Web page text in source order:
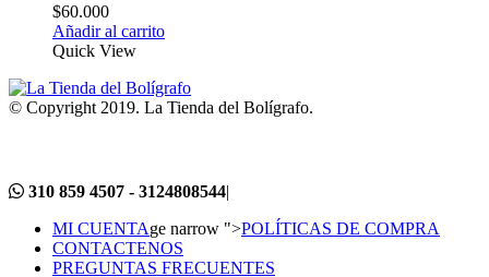
$60.000
Añadir al carrito
Quick View
© Copyright 2019. La Tienda del Bolígrafo.
310 859 4507 - 3124808544|
MI CUENTAge narrow ">POLÍTICAS DE COMPRA
CONTACTENOS
PREGUNTAS FRECUENTES